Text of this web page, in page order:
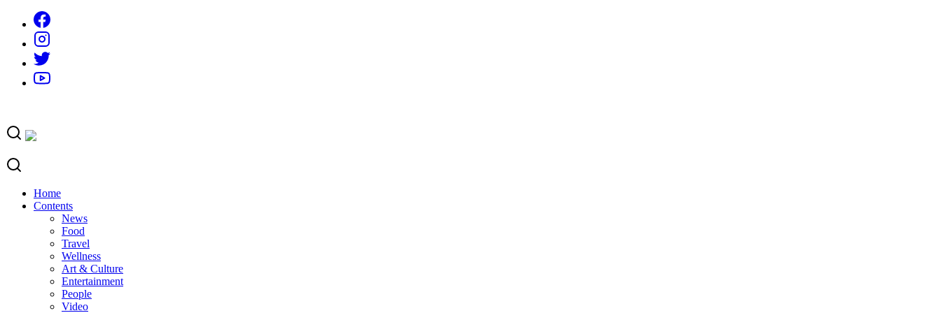
content
Home
Contents
News
Food
Travel
Wellness
Art & Culture
Entertainment
People
Video